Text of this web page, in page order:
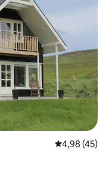
4,98 de uma
4,98 (45)